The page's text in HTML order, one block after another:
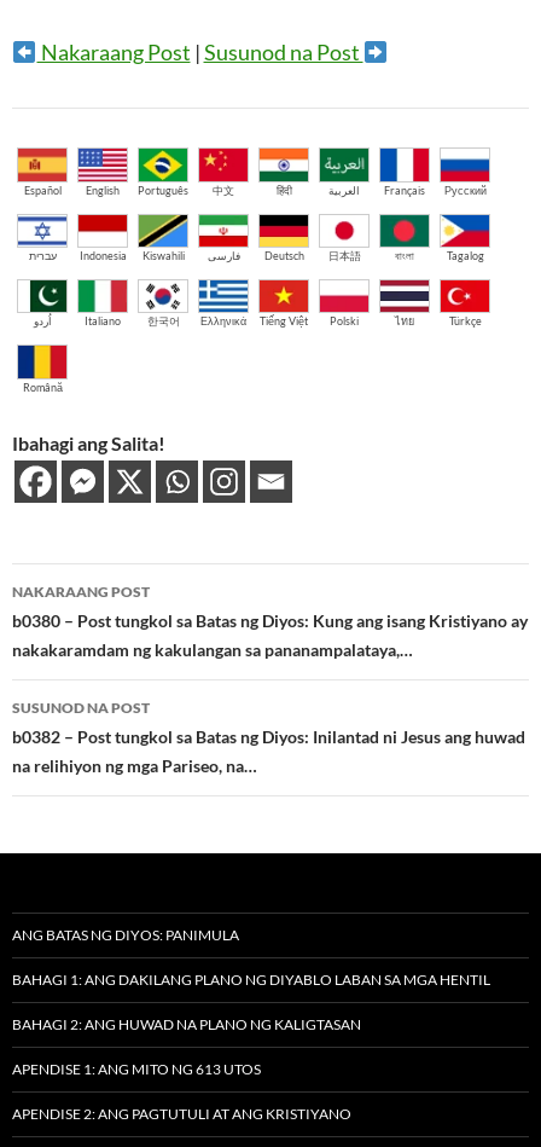
Nakaraang Post |Susunod na Post
Español English Português 中文 हिंदी العربية Français Русский
עברית Indonesia Kiswahili فارسی Deutsch 日本語 বাংলা Tagalog
اُردو Italiano 한국어 Ελληνικά Tiếng Việt Polski ไทย Türkçe
Română
Ibahagi ang Salita!
Post
navigation
NAKARAANG POST
b0380 – Post tungkol sa Batas ng Diyos: Kung ang isang Kristiyano ay
nakakaramdam ng kakulangan sa pananampalataya,…
SUSUNOD NA POST
b0382 – Post tungkol sa Batas ng Diyos: Inilantad ni Jesus ang huwad
na relihiyon ng mga Pariseo, na…
ANG BATAS NG DIYOS: PANIMULA
BAHAGI 1: ANG DAKILANG PLANO NG DIYABLO LABAN SA MGA HENTIL
BAHAGI 2: ANG HUWAD NA PLANO NG KALIGTASAN
APENDISE 1: ANG MITO NG 613 UTOS
APENDISE 2: ANG PAGTUTULI AT ANG KRISTIYANO